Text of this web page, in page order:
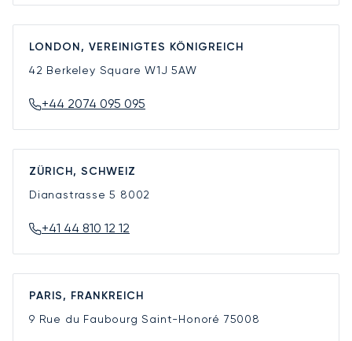
LONDON, VEREINIGTES KÖNIGREICH
42 Berkeley SquareW1J 5AW
+44 2074 095 095
ZÜRICH, SCHWEIZ
Dianastrasse 5 8002
+41 44 810 12 12
PARIS, FRANKREICH
9 Rue du Faubourg Saint-Honoré 75008